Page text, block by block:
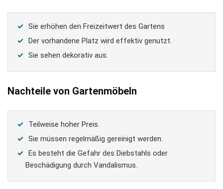
Sie erhöhen den Freizeitwert des Gartens
Der vorhandene Platz wird effektiv genutzt.
Sie sehen dekorativ aus.
Nachteile von Gartenmöbeln
Teilweise hoher Preis.
Sie müssen regelmäßig gereinigt werden.
Es besteht die Gefahr des Diebstahls oder
Beschädigung durch Vandalismus.